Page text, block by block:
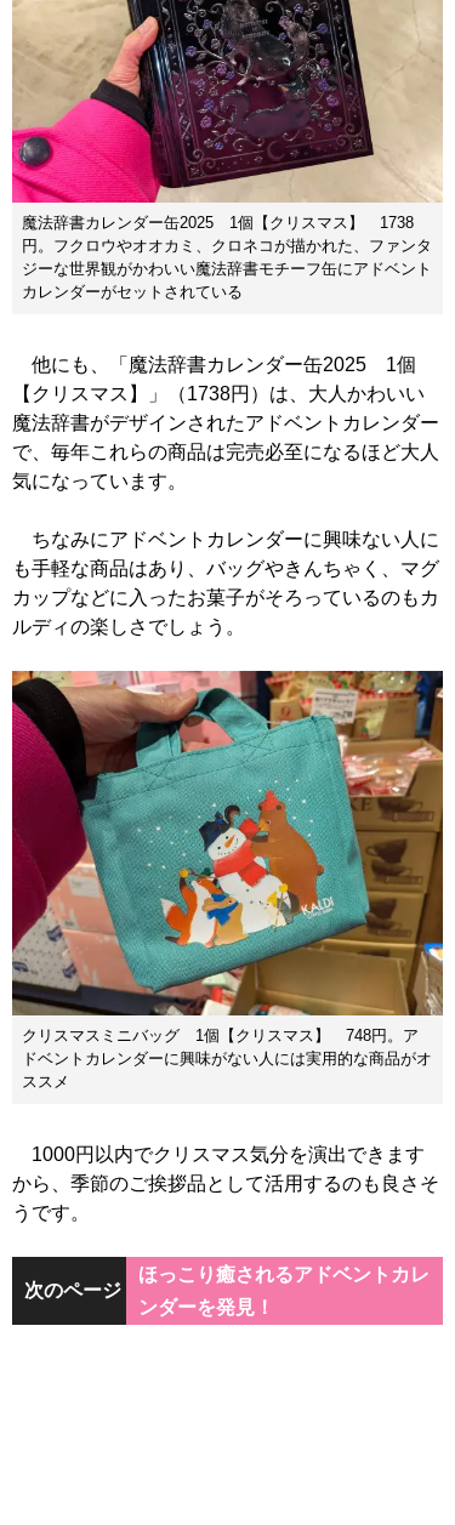
魔法辞書カレンダー缶2025 1個【クリスマス】 1738
円。フクロウやオオカミ、クロネコが描かれた、ファンタ
ジーな世界観がかわいい魔法辞書モチーフ缶にアドベント
カレンダーがセットされている
他にも、「魔法辞書カレンダー缶2025 1個
【クリスマス】」（1738円）は、大人かわいい
魔法辞書がデザインされたアドベントカレンダー
で、毎年これらの商品は完売必至になるほど大人
気になっています。
ちなみにアドベントカレンダーに興味ない人に
も手軽な商品はあり、バッグやきんちゃく、マグ
カップなどに入ったお菓子がそろっているのもカ
ルディの楽しさでしょう。
クリスマスミニバッグ 1個【クリスマス】 748円。ア
ドベントカレンダーに興味がない人には実用的な商品がオ
ススメ
1000円以内でクリスマス気分を演出できます
から、季節のご挨拶品として活用するのも良さそ
うです。
次のページ
ほっこり癒されるアドベントカレ
ンダーを発見！